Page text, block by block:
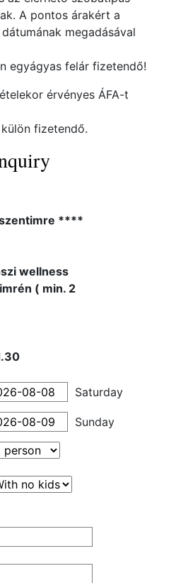
A pontos árakért a
megadásával
egyágyas felár fizetendő!
érvényes ÁFA-t
külön fizetendő.
****
wellness
( min. 2
Saturday
Sunday